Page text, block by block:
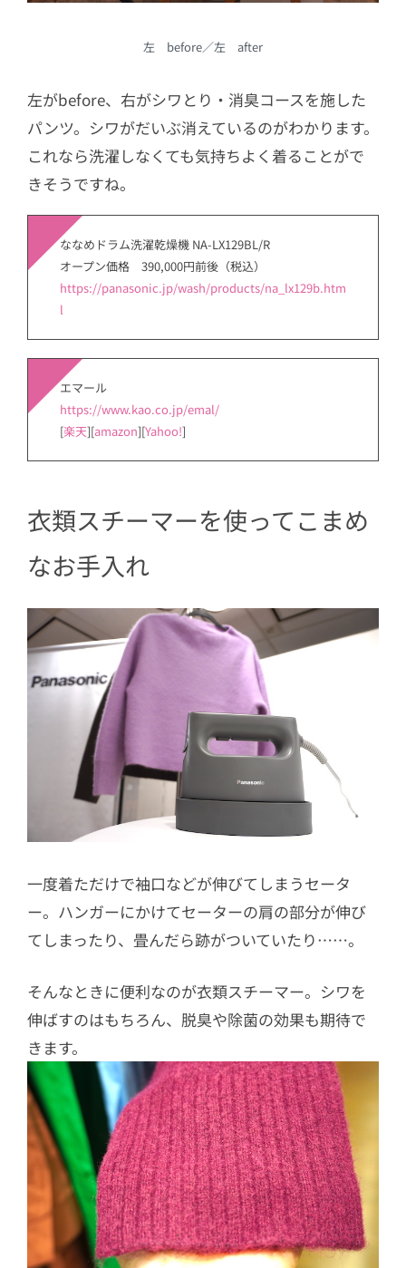
左 before／左 after
左がbefore、右がシワとり・消臭コースを施した
パンツ。シワがだいぶ消えているのがわかります。
これなら洗濯しなくても気持ちよく着ることがで
きそうですね。
ななめドラム洗濯乾燥機 NA-LX129BL/R
オープン価格 390,000円前後（税込）
https://panasonic.jp/wash/products/na_lx129b.htm
l
エマール
https://www.kao.co.jp/emal/
[楽天][amazon][Yahoo!]
衣類スチーマーを使ってこまめ
なお手入れ
一度着ただけで袖口などが伸びてしまうセータ
ー。ハンガーにかけてセーターの肩の部分が伸び
てしまったり、畳んだら跡がついていたり……。
そんなときに便利なのが衣類スチーマー。シワを
伸ばすのはもちろん、脱臭や除菌の効果も期待で
きます。